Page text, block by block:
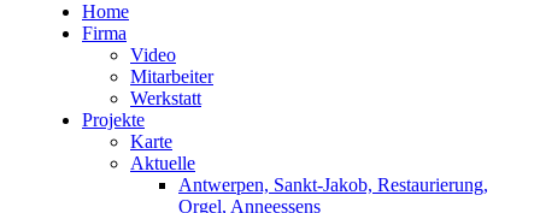
Home
Firma
Video
Mitarbeiter
Werkstatt
Projekte
Karte
Aktuelle
Antwerpen, Sankt-Jakob, Restaurierung,
Orgel, Anneessens